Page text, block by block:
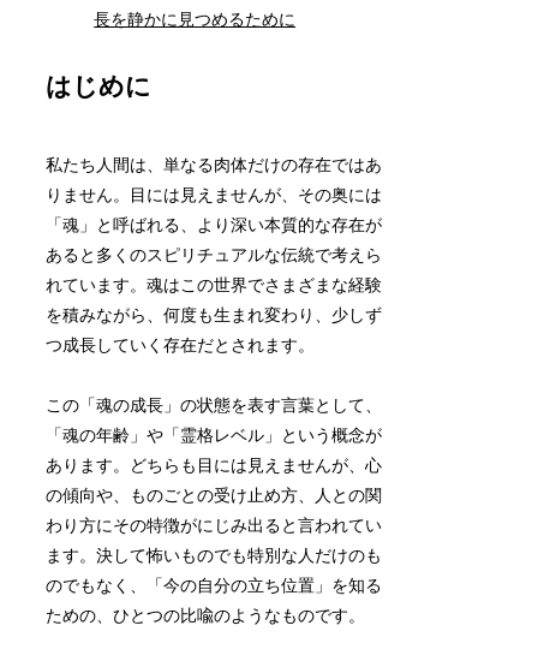
長を静かに見つめるために
はじめに
私たち人間は、単なる肉体だけの存在ではあ
りません。目には見えませんが、その奥には
「魂」と呼ばれる、より深い本質的な存在が
あると多くのスピリチュアルな伝統で考えら
れています。魂はこの世界でさまざまな経験
を積みながら、何度も生まれ変わり、少しず
つ成長していく存在だとされます。
この「魂の成長」の状態を表す言葉として、
「魂の年齢」や「霊格レベル」という概念が
あります。どちらも目には見えませんが、心
の傾向や、ものごとの受け止め方、人との関
わり方にその特徴がにじみ出ると言われてい
ます。決して怖いものでも特別な人だけのも
のでもなく、「今の自分の立ち位置」を知る
ための、ひとつの比喩のようなものです。